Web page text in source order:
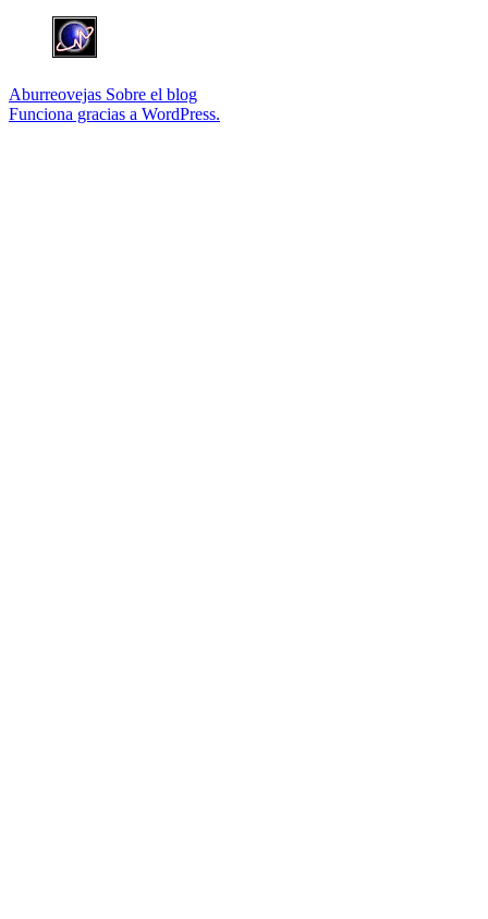
Aburreovejas Sobre el blog
Funciona gracias a WordPress.